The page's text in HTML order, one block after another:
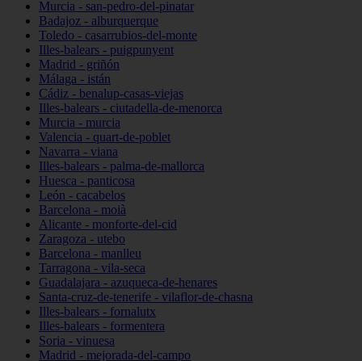
Murcia - san-pedro-del-pinatar
Badajoz - alburquerque
Toledo - casarrubios-del-monte
Illes-balears - puigpunyent
Madrid - griñón
Málaga - istán
Cádiz - benalup-casas-viejas
Illes-balears - ciutadella-de-menorca
Murcia - murcia
Valencia - quart-de-poblet
Navarra - viana
Illes-balears - palma-de-mallorca
Huesca - panticosa
León - cacabelos
Barcelona - moià
Alicante - monforte-del-cid
Zaragoza - utebo
Barcelona - manlleu
Tarragona - vila-seca
Guadalajara - azuqueca-de-henares
Santa-cruz-de-tenerife - vilaflor-de-chasna
Illes-balears - fornalutx
Illes-balears - formentera
Soria - vinuesa
Madrid - mejorada-del-campo